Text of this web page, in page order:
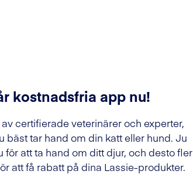
kostnadsfria app nu!
certifierade veterinärer och experter,
tar hand om din katt eller hund. Ju
att ta hand om ditt djur, och desto fler
att få rabatt på dina Lassie-produkter.